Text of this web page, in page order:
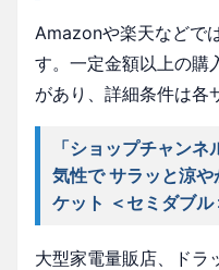
Amazonや楽天などで
す。一定金額以上の購
があり、詳細条件は各
「ショップチャン
気性で サラッと涼
ケット ＜セミダブ
大型家電量販店、ドラ